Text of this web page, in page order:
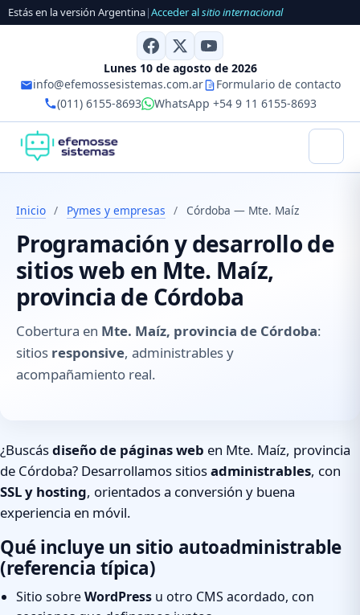
Estás en la versión Argentina|Acceder alsitio internacional
Lunes 10 de agosto de 2026
info@efemossesistemas.com.ar
Formulario de contacto
(011) 6155-8693
WhatsApp +54 9 11 6155-8693
Inicio / Pymes y empresas / Córdoba — Mte. Maíz
Programación y desarrollo de
sitios web en Mte. Maíz,
provincia de Córdoba
Cobertura en Mte. Maíz, provincia de Córdoba:
sitios responsive, administrables y
acompañamiento real.
¿Buscásdiseño de páginas web en Mte. Maíz, provincia
de Córdoba? Desarrollamos sitiosadministrables, con
SSL y hosting, orientados a conversión y buena
experiencia en móvil.
Qué incluye un sitio autoadministrable
(referencia típica)
Sitio sobreWordPress u otro CMS acordado, con